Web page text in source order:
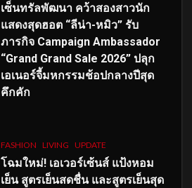
เซ็นทรัลพัฒนา คว้าสองสาวนัก
แสดงสุดฮอต “ลีน่า-หมิว” รับ
ภารกิจ Campaign Ambassador
“Grand Grand Sale 2026” ปลุก
เอเนอร์จี้มหกรรมช้อปกลางปีสุด
คึกคัก
FASHION LIVING UPDATE
โฉมใหม่! เอเวอร์เซ้นส์ แป้งหอม
เย็น สูตรเย็นสดชื่น และสูตรเย็นสุด